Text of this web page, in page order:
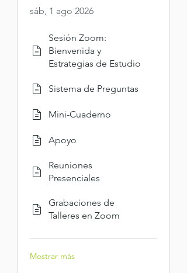
sáb, 1 ago 2026
Sesión Zoom:
Bienvenida y
Estrategias de Estudio
Sistema de Preguntas
Mini-Cuaderno
Apoyo
Reuniones
Presenciales
Grabaciones de
Talleres en Zoom
Mostrar más